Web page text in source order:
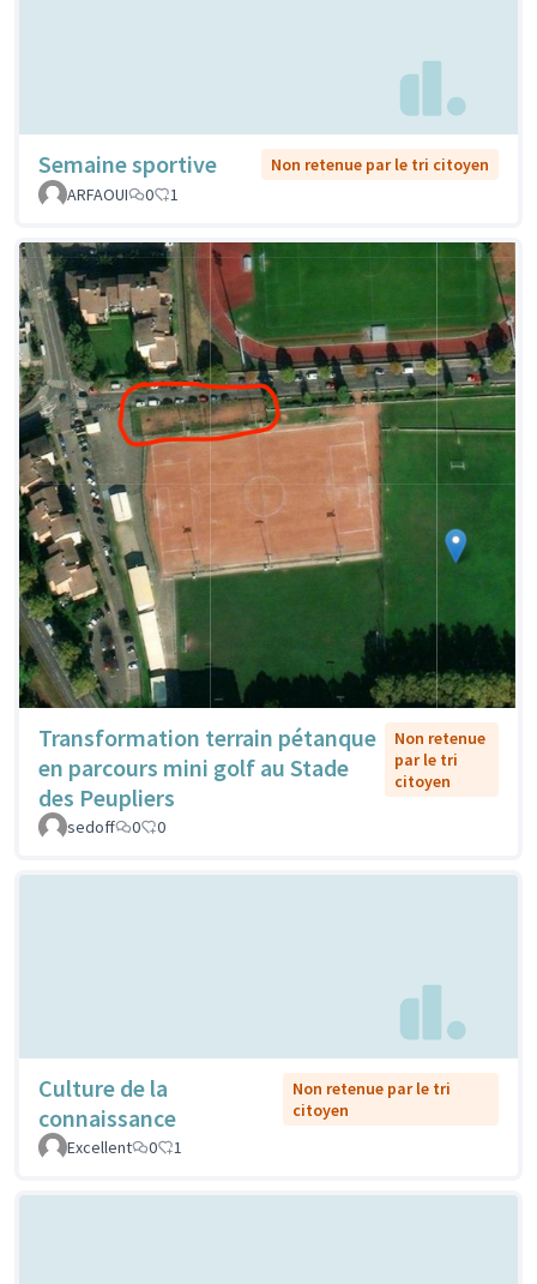
Semaine sportive
Non retenue par le tri citoyen
ARFAOUI
0 1
Transformation terrain pétanque
en parcours mini golf au Stade
des Peupliers
Non retenue
par le tri
citoyen
sedoff 0 0
Culture de la
connaissance
Non retenue par le tri
citoyen
Excellent
0 1